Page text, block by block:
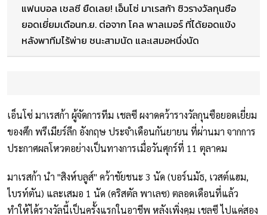
แฟนบอล เชลซี ยืดเลย! เอ็นโซ่ มาเรสก้า ซิวรางวัลกุนซือ
ยอดเยี่ยมเดือนก.ย. ต่อจาก โคล พาลเมอร์ ที่ได้ยอดแข้ง
หลังพาทีมไร้พ่าย ชนะสามนัด และเสมอหนึ่งนัด
เอ็นโซ่ มาเรสก้า ผู้จัดการทีม เชลซี ผงาดคว้ารางวัลกุนซือยอดเยี่ยม
ของศึก พรีเมียร์ลีก อังกฤษ ประจำเดือนกันยายน ที่ผ่านมา จากการ
ประกาศผลโหวตอย่างเป็นทางการเมื่อวันศุกร์ที่ 11 ตุลาคม
มาเรสก้า นำ "สิงห์บลูส์" คว้าชัยชนะ 3 นัด (บอร์นมัธ, เวสต์แฮม,
ไบรท์ตัน) และเสมอ 1 นัด (คริสตัล พาเลซ) ตลอดเดือนที่แล้ว
ทำให้ได้รางวัลนี้เป็นครั้งแรกในอาชีพ หลังเพิ่งคุม เชลซี ไปแค่สอง